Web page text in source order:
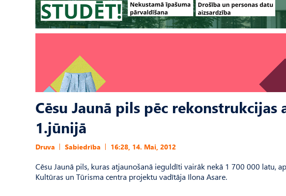
Cēsu Jaunā pils pēc
1.jūnijā
Druva Sabiedrība 16:28, 14. Mai, 2012
Cēsu Jaunā pils, kuras atjaunošanā ieguldīti vairāk nekā 1 700 000 latu,
Kultūras un Tūrisma centra projektu vadītāja Ilona Asare.